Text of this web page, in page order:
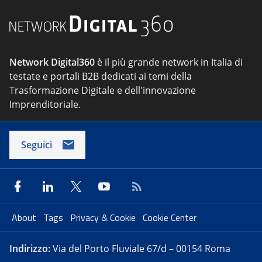
Network Digital360 è il più grande network in Italia di
testate e portali B2B dedicati ai temi della
Trasformazione Digitale e dell'innovazione
Imprenditoriale.
Seguici
About Tags Privacy & Cookie Cookie Center
Indirizzo:Via del Porto Fluviale 67/d – 00154 Roma